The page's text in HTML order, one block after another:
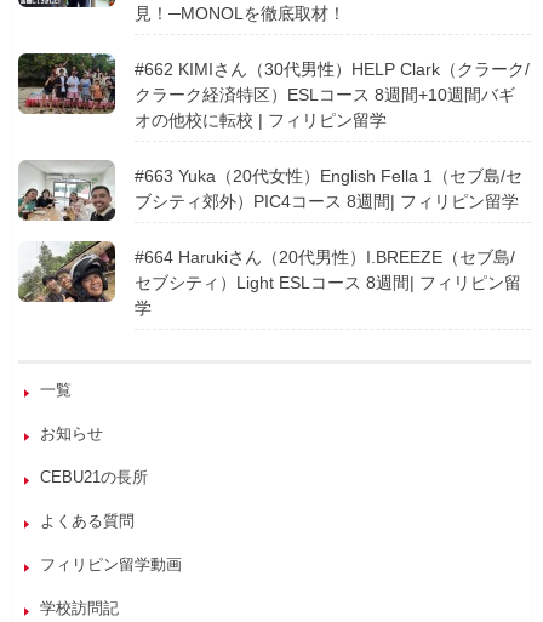
見！─MONOLを徹底取材！
#662 KIMIさん（30代男性）HELP Clark（クラーク/
クラーク経済特区）ESLコース 8週間+10週間バギ
オの他校に転校 | フィリピン留学
#663 Yuka（20代女性）English Fella 1（セブ島/セ
ブシティ郊外）PIC4コース 8週間| フィリピン留学
#664 Harukiさん（20代男性）I.BREEZE（セブ島/
セブシティ）Light ESLコース 8週間| フィリピン留
学
一覧
お知らせ
CEBU21の長所
よくある質問
フィリピン留学動画
学校訪問記